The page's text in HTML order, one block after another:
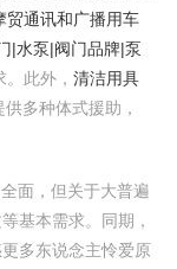
贸通讯和广播用车
|水泵|阀门品牌|泵
此外， 清洁用具
多种体式援助，
面，但关于大普遍
基本需求。同期，
多东说念主怜爱原